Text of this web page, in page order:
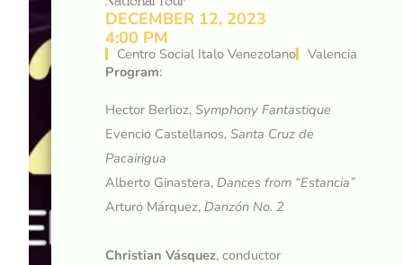
DECEMBER 12, 2023
4:00 PM
Centro Social Italo Venezolano
Valencia
Program:
Hector Berlioz,Symphony Fantastique
Evencio Castellanos,Santa Cruz de
Pacairigua
Alberto Ginastera,Dances from “Estancia”
Arturo Márquez,Danzón No. 2
Christian Vásquez, conductor